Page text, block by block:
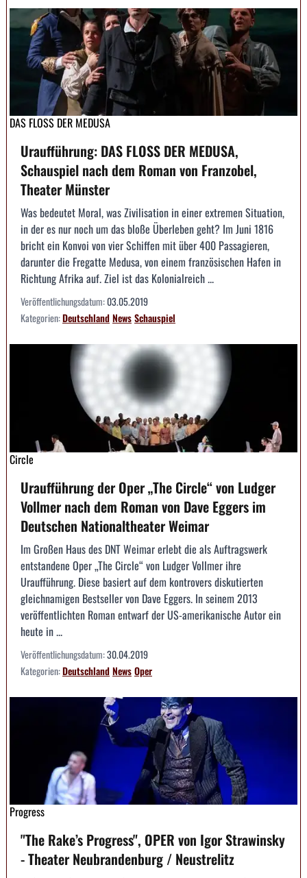
DAS FLOSS DER MEDUSA
Uraufführung: DAS FLOSS DER MEDUSA,
Schauspiel nach dem Roman von Franzobel,
Theater Münster
Was bedeutet Moral, was Zivilisation in einer extremen Situation,
in der es nur noch um das bloße Überleben geht? Im Juni 1816
bricht ein Konvoi von vier Schiffen mit über 400 Passagieren,
darunter die Fregatte Medusa, von einem französischen Hafen in
Richtung Afrika auf. Ziel ist das Kolonialreich ...
Veröffentlichungsdatum:03.05.2019
Kategorien:DeutschlandNewsSchauspiel
Circle
Uraufführung der Oper „The Circle“ von Ludger
Vollmer nach dem Roman von Dave Eggers im
Deutschen Nationaltheater Weimar
Im Großen Haus des DNT Weimar erlebt die als Auftragswerk
entstandene Oper „The Circle“ von Ludger Vollmer ihre
Uraufführung. Diese basiert auf dem kontrovers diskutierten
gleichnamigen Bestseller von Dave Eggers. In seinem 2013
veröffentlichten Roman entwarf der US-amerikanische Autor ein
heute in ...
Veröffentlichungsdatum:30.04.2019
Kategorien:DeutschlandNewsOper
Progress
"The Rake’s Progress", OPER von Igor Strawinsky
- Theater Neubrandenburg / Neustrelitz